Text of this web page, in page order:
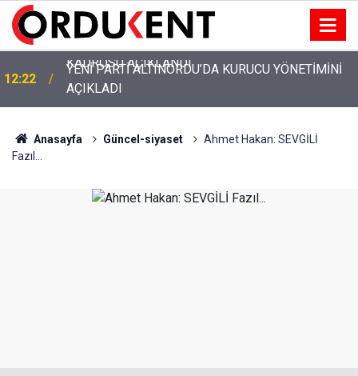
12:22
YENİ PARTİ ALTINORDU’DA KURUCU YÖNETİMİNİ
AÇIKLADI
Anasayfa Güncel-siyaset
Ahmet Hakan: SEVGİLİ
Fazıl...